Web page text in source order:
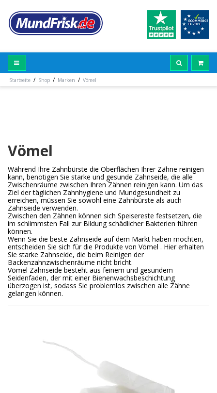
Startseite / Shop / Marken / Vömel
Vömel
Während Ihre Zahnbürste die Oberflächen Ihrer Zähne reinigen
kann, benötigen Sie starke und gesunde Zahnseide, die alle
Zwischenräume zwischen Ihren Zähnen reinigen kann. Um das
Ziel der täglichen Zahnhygiene und Mundgesundheit zu
erreichen, müssen Sie sowohl eine Zahnbürste als auch
Zahnseide verwenden.
Zwischen den Zähnen können sich Speisereste festsetzen, die
im schlimmsten Fall zur Bildung schädlicher Bakterien führen
können.
Wenn Sie die beste Zahnseide auf dem Markt haben möchten,
entscheiden Sie sich für die Produkte von Vömel . Hier erhalten
Sie starke Zahnseide, die beim Reinigen der
Backenzahnzwischenräume nicht bricht.
Vömel Zahnseide besteht aus feinem und gesundem
Seidenfaden, der mit einer Bienenwachsbeschichtung
überzogen ist, sodass Sie problemlos zwischen alle Zähne
gelangen können.